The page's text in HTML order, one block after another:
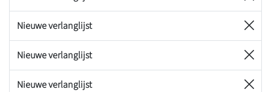
Nieuwe verlanglijst
Nieuwe verlanglijst
Nieuwe verlanglijst